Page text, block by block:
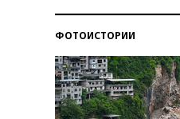
ФОТОИСТОРИИ